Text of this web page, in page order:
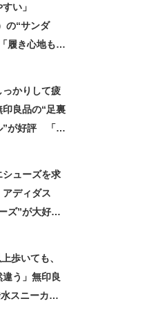
すい」
の“サンダ
履き心地もク
っかりして疲
良品の“足裏
”が好評 「履
シューズを求
ディダス
ズ”が大好
歩いても、
う」無印良
スニーカ